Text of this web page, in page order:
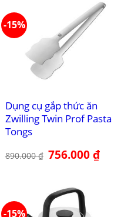
-15%
Dụng cụ gắp thức ăn
Zwilling Twin Prof Pasta
Tongs
890.000₫ Giá
gốc
756.000₫Giá
hiện
-15%